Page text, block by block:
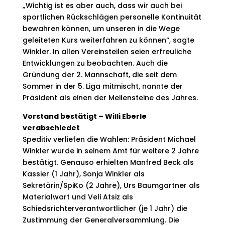
„Wichtig ist es aber auch, dass wir auch bei
sportlichen Rückschlägen personelle Kontinuität
bewahren können, um unseren in die Wege
geleiteten Kurs weiterfahren zu können“, sagte
Winkler. In allen Vereinsteilen seien erfreuliche
Entwicklungen zu beobachten. Auch die
Gründung der 2. Mannschaft, die seit dem
Sommer in der 5. Liga mitmischt, nannte der
Präsident als einen der Meilensteine des Jahres.
Vorstand bestätigt – Willi Eberle
verabschiedet
Speditiv verliefen die Wahlen: Präsident Michael
Winkler wurde in seinem Amt für weitere 2 Jahre
bestätigt. Genauso erhielten Manfred Beck als
Kassier (1 Jahr), Sonja Winkler als
Sekretärin/SpiKo (2 Jahre), Urs Baumgartner als
Materialwart und Veli Atsiz als
Schiedsrichterverantwortlicher (je 1 Jahr) die
Zustimmung der Generalversammlung. Die